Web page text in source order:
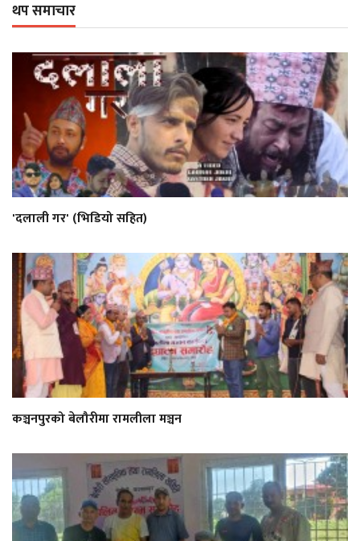
थप समाचार
'दलाली गर' (भिडियो सहित)
कञ्चनपुरको बेलौरीमा रामलीला मञ्चन